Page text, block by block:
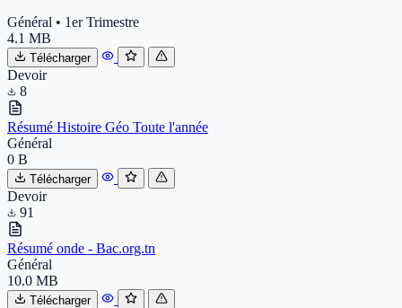
Général • 1er Trimestre
4.1 MB
Télécharger
Devoir
8
Résumé Histoire Géo Toute l'année
Général
0 B
Télécharger
Devoir
91
Résumé onde - Bac.org.tn
Général
10.0 MB
Télécharger